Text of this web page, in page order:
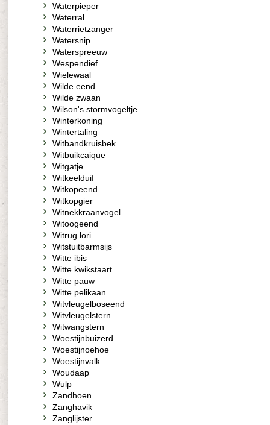
Waterpieper
Waterral
Waterrietzanger
Watersnip
Waterspreeuw
Wespendief
Wielewaal
Wilde eend
Wilde zwaan
Wilson's stormvogeltje
Winterkoning
Wintertaling
Witbandkruisbek
Witbuikcaique
Witgatje
Witkeelduif
Witkopeend
Witkopgier
Witnekkraanvogel
Witoogeend
Witrug lori
Witstuitbarmsijs
Witte ibis
Witte kwikstaart
Witte pauw
Witte pelikaan
Witvleugelboseend
Witvleugelstern
Witwangstern
Woestijnbuizerd
Woestijnoehoe
Woestijnvalk
Woudaap
Wulp
Zandhoen
Zanghavik
Zanglijster